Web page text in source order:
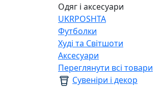
Одяг і аксесуари
UKRPOSHTA
Футболки
Худі та Світшоти
Аксесуари
Переглянути всі товари
Сувеніри і декор